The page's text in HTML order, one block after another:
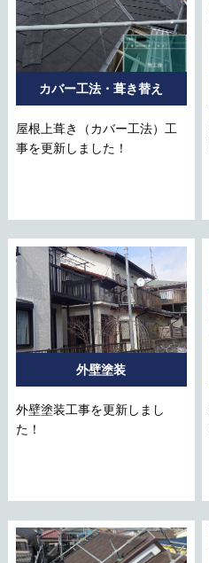
カバー工法・葺き替え
屋根上葺き（カバー工法）工
事を更新しました！
外壁塗装
外壁塗装工事を更新しまし
た！